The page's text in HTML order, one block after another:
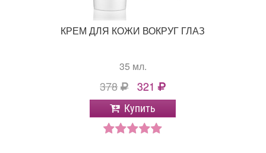
КРЕМ ДЛЯ КОЖИ ВОКРУГ ГЛАЗ
35 мл.
378 321
Купить